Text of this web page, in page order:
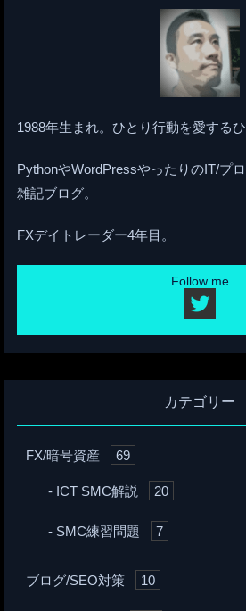
1988年生まれ。ひとり行動を愛する
PythonやWordPressやったりのIT/プ
雑記ブログ。
FXデイトレーダー4年目。
Follow me
カテゴリー
FX/暗号資産 69
ICT SMC解説 20
SMC練習問題 7
ブログ/SEO対策 10